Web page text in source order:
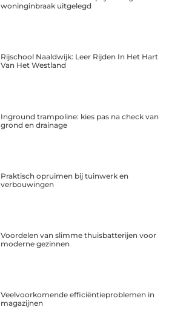
woninginbraak uitgelegd
Rijschool Naaldwijk: Leer Rijden In Het Hart
Van Het Westland
Inground trampoline: kies pas na check van
grond en drainage
Praktisch opruimen bij tuinwerk en
verbouwingen
Voordelen van slimme thuisbatterijen voor
moderne gezinnen
Veelvoorkomende efficiëntieproblemen in
magazijnen